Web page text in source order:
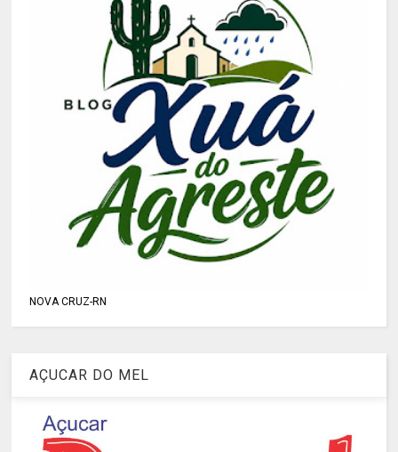
NOVA CRUZ-RN
AÇUCAR DO MEL